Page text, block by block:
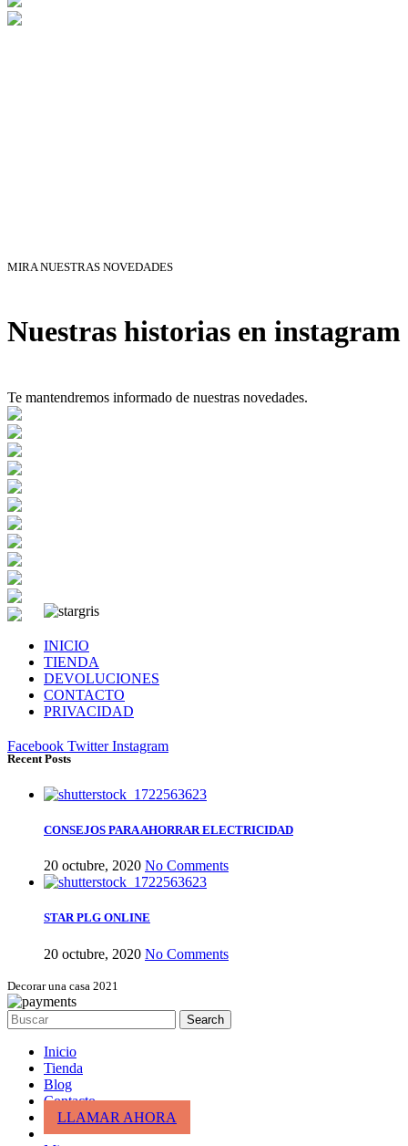
MIRA NUESTRAS NOVEDADES
Nuestras historias en instagram
Te mantendremos informado de nuestras novedades.
INICIO
TIENDA
DEVOLUCIONES
CONTACTO
PRIVACIDAD
Facebook Twitter Instagram
Recent Posts
CONSEJOS PARA AHORRAR ELECTRICIDAD
20 octubre, 2020 No Comments
STAR PLG ONLINE
20 octubre, 2020 No Comments
Decorar una casa 2021
Search
Inicio
Tienda
Blog
Contacto
LLAMAR AHORA